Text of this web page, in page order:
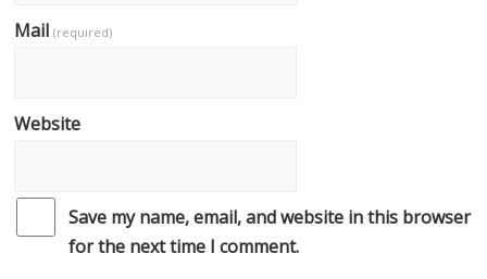
Mail(required)
Website
Save my name, email, and website in this browser
for the next time I comment.